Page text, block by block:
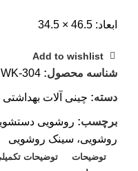
ابعاد: 46.5 × 34.5
Add to wishlist
شناسه محصول: 304
دسته: چینی آلات بهداشتی
برچسب: روشویی
روشویی، سینک روشویی
توضیحات توضیحات